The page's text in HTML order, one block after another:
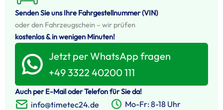
Senden Sie uns Ihre Fahrgestellnummer (VIN)
oder den Fahrzeugschein – wir prüfen
kostenlos & in wenigen Minuten!
Jetzt per WhatsApp fragen
+49 3322 40200 111
Auch per E-Mail oder Telefon für Sie da!
info@timetec24.de Mo-Fr: 8-18 Uhr